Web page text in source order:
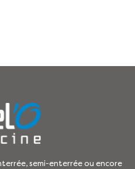
semi-enterrée ou encore